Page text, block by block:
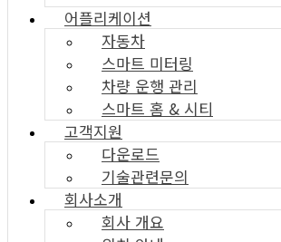
어플리케이션
자동차
스마트 미터링
차량 운행 관리
스마트 홈 & 시티
고객지원
다운로드
기술관련문의
회사소개
회사 개요